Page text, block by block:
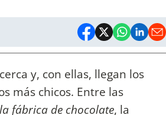
y, con ellas, llegan los
más chicos. Entre las
fábrica de chocolate, la